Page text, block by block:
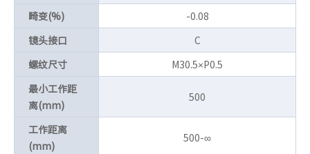
畸变(%)
-0.08
镜头接口
C
螺纹尺寸
M30.5×P0.5
最小工作距
离(mm)
500
工作距离
(mm)
500-∞